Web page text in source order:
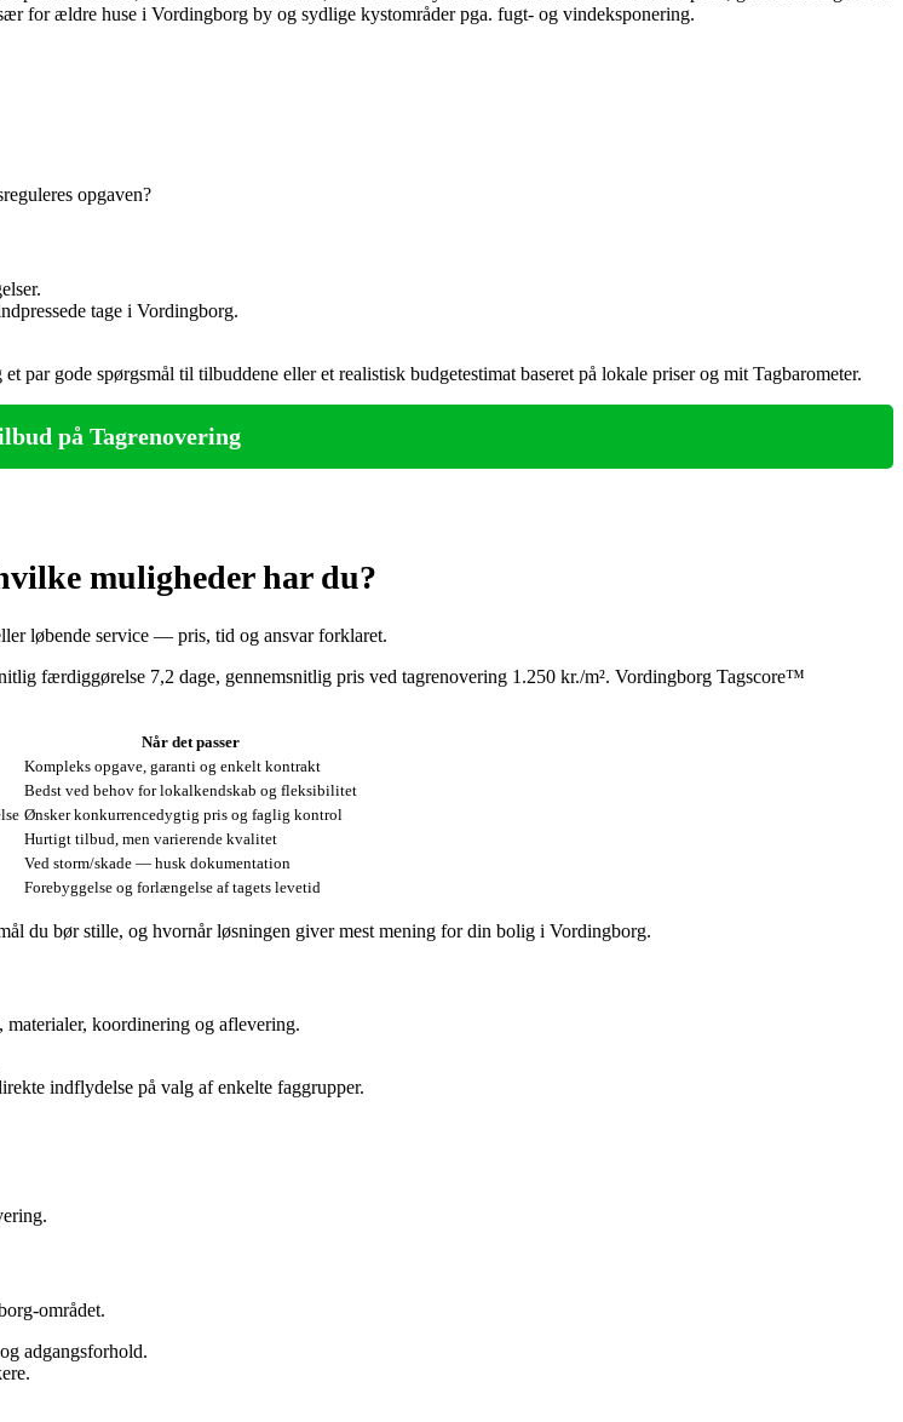
for ældre huse i Vordingborg by og sydlige kystområder pga. fugt- og vindeksponering.
opgaven?
tage i Vordingborg.
gode spørgsmål til tilbuddene eller et realistisk budgetestimat baseret på lokale priser og mit Tagbarometer.
på Tagrenovering
muligheder har du?
løbende service — pris, tid og ansvar forklaret.
færdiggørelse 7,2 dage, gennemsnitlig pris ved tagrenovering 1.250 kr./m². Vordingborg Tagscore™
Når det passer
Kompleks opgave, garanti og enkelt kontrakt
Bedst ved behov for lokalkendskab og fleksibilitet
Ønsker konkurrencedygtig pris og faglig kontrol
Hurtigt tilbud, men varierende kvalitet
Ved storm/skade — husk dokumentation
Forebyggelse og forlængelse af tagets levetid
du bør stille, og hvornår løsningen giver mest mening for din bolig i Vordingborg.
koordinering og aflevering.
indflydelse på valg af enkelte faggrupper.
området.
adgangsforhold.